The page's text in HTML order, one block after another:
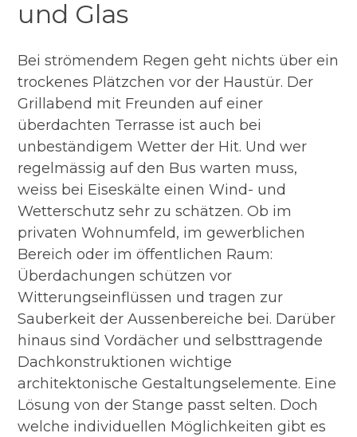
und Glas
Bei strömendem Regen geht nichts über ein
trockenes Plätzchen vor der Haustür. Der
Grillabend mit Freunden auf einer
überdachten Terrasse ist auch bei
unbeständigem Wetter der Hit. Und wer
regelmässig auf den Bus warten muss,
weiss bei Eiseskälte einen Wind- und
Wetterschutz sehr zu schätzen. Ob im
privaten Wohnumfeld, im gewerblichen
Bereich oder im öffentlichen Raum:
Überdachungen schützen vor
Witterungseinflüssen und tragen zur
Sauberkeit der Aussenbereiche bei. Darüber
hinaus sind Vordächer und selbsttragende
Dachkonstruktionen wichtige
architektonische Gestaltungselemente. Eine
Lösung von der Stange passt selten. Doch
welche individuellen Möglichkeiten gibt es